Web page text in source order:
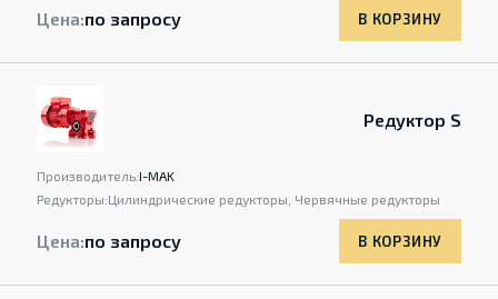
Цена:по запросу В КОРЗИНУ
Редуктор S
Производитель:I-MAK
Редукторы:Цилиндрические редукторы, Червячные редукторы
Цена:по запросу В КОРЗИНУ